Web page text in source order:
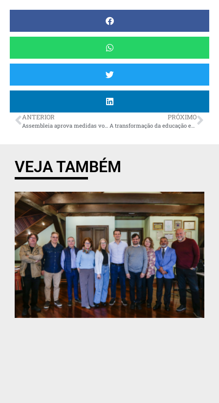
ANTERIOR PRÓXIMO
A transformação da educação em Curitiba nos primeiros 100 dias da nova gestão
VEJA TAMBÉM